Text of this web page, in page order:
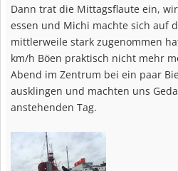
Dann trat die Mittagsflaute ein,
essen und Michi machte sich auf
mittlerweile stark zugenommen
km/h Böen praktisch nicht mehr
Abend im Zentrum bei ein paar
ausklingen und machten uns
anstehenden Tag.